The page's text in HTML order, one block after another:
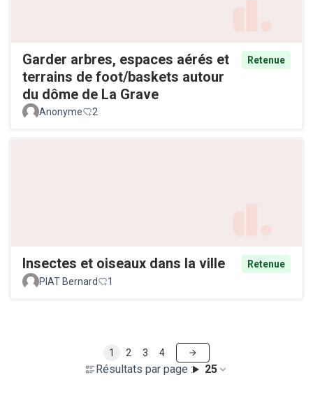
Garder arbres, espaces aérés et
terrains de foot/baskets autour
du dôme de La Grave
Retenue
Anonyme 2
Insectes et oiseaux dans la ville
Retenue
PIAT Bernard
1
Résultats par page : 25
1 2 3 4